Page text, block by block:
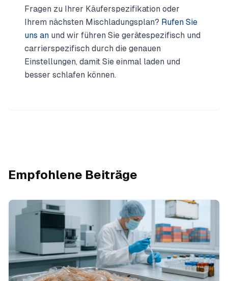
Fragen zu Ihrer Käuferspezifikation oder
Ihrem nächsten Mischladungsplan? Rufen Sie
uns an und wir führen Sie gerätespezifisch und
carrierspezifisch durch die genauen
Einstellungen, damit Sie einmal laden und
besser schlafen können.
Empfohlene Beiträge